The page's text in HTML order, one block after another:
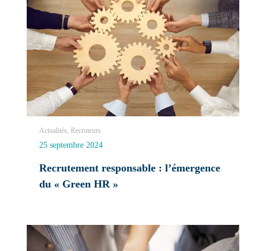
Actualités, Recruteurs
25 septembre 2024
Recrutement responsable : l’émergence
du « Green HR »